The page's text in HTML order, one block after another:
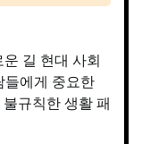
길 현대 사회
들에게 중요한
규칙한 생활 패